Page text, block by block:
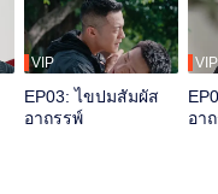
VIP
EP03: ไขปมสัมผัส
อาถรรพ์
VIP
อา